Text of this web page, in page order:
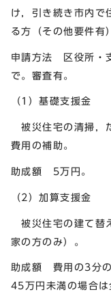
け，引き続き市内で
る方（その他要件有
申請方法 区役所・
で。審査有。
（1）基礎支援金
被災住宅の清掃，
費用の補助。
助成額 5万円。
（2）加算支援金
被災住宅の建て替
家の方のみ）。
助成額 費用の3分
45万円未満の場合は